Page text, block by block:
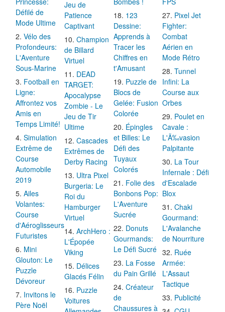
Défilé de
Mode Ultime
Vélo des
Profondeurs:
L'Aventure
Sous-Marine
Football en
Ligne:
Affrontez vos
Amis en
Temps Limité!
Simulation
Extrême de
Course
Automobile
2019
Ailes
Volantes:
Course
d'Aéroglisseurs
Futuristes
Mini
Glouton: Le
Puzzle
Dévoreur
Invitons le
Père Noël
Jeu de
Patience
Captivant
Champion
de Billard
Virtuel
DEAD
TARGET:
Apocalypse
Zombie - Le
Jeu de Tir
Ultime
Cascades
Extrêmes de
Derby Racing
Ultra Pixel
Burgeria: Le
Roi du
Hamburger
Virtuel
ArchHero :
L'Épopée
Viking
Délices
Glacés Félin
Puzzle
Voitures
123
Dessine:
Apprends à
Tracer les
Chiffres en
t'Amusant
Puzzle de
Blocs de
Gelée: Fusion
Colorée
Épingles
et Billes: Le
Défi des
Tuyaux
Colorés
Folie des
Bonbons Pop:
L'Aventure
Sucrée
Donuts
Gourmands:
Le Défi Sucré
La Fosse
du Pain Grillé
Créateur
de
Chaussures à
Pixel Jet
Fighter:
Combat
Aérien en
Mode Rétro
Tunnel
Infini: La
Course aux
Orbes
Poulet en
Cavale :
L'Ã‰vasion
Palpitante
La Tour
Infernale : Défi
d'Escalade
Blox
Chaki
Gourmand:
L'Avalanche
de Nourriture
Ruée
Armée:
L'Assaut
Tactique
Publicité